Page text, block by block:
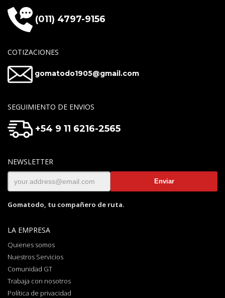
(011) 4797-9156
COTIZACIONES
gomatodo1905@gmail.com
SEGUIMIENTO DE ENVIOS
+54 9 11 6216-2565
NEWSLETTER
Gomatodo, tu compañero de ruta.
LA EMPRESA
Quienes somos
Nuestros Servicios
Comunidad GT
Trabaja con nosotros
Política de privacidad